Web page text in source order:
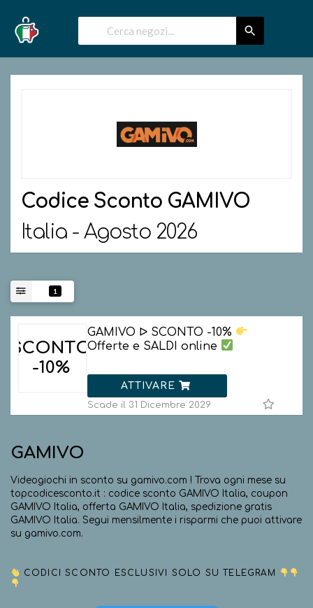
Codice Sconto GAMIVO
Italia - Agosto 2026
1
SCONTO
-10%
GAMIVO ᐅ SCONTO -10%
Offerte e SALDI online
ATTIVARE
Scade il 31 Dicembre 2029
GAMIVO
Videogiochi in sconto su gamivo.com ! Trova ogni mese su
topcodicesconto.it : codice sconto GAMIVO Italia, coupon
GAMIVO Italia, offerta GAMIVO Italia, spedizione gratis
GAMIVO Italia. Segui mensilmente i risparmi che puoi attivare
su gamivo.com.
CODICI SCONTO ESCLUSIVI SOLO SU TELEGRAM